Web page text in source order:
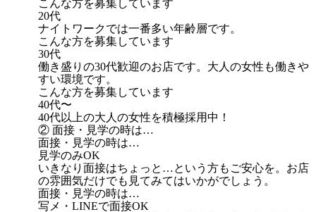
こんな方を募集しています
20代
ナイトワークでは一番多い年齢層です。
こんな方を募集しています
30代
働き盛りの30代歓迎のお店です。大人の女性も働きや
すい環境です。
こんな方を募集しています
40代〜
40代以上の大人の女性を積極採用中！
② 面接・見学の時は…
面接・見学の時は…
見学のみOK
いきなり面接はちょっと…という方もご安心を。お店
の雰囲気だけでも見てみてはいかがでしょう。
面接・見学の時は…
写メ・LINEで面接OK